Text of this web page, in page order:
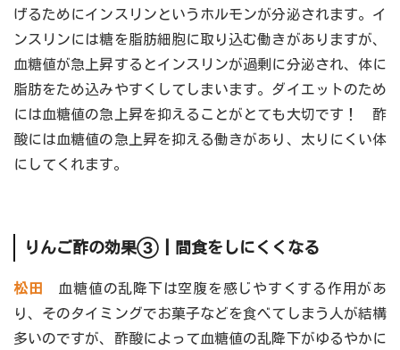
げるためにインスリンというホルモンが分泌されます。イ
ンスリンには糖を脂肪細胞に取り込む働きがありますが、
血糖値が急上昇するとインスリンが過剰に分泌され、体に
脂肪をため込みやすくしてしまいます。ダイエットのため
には血糖値の急上昇を抑えることがとても大切です！ 酢
酸には血糖値の急上昇を抑える働きがあり、太りにくい体
にしてくれます。
りんご酢の効果③┃間食をしにくくなる
松田 血糖値の乱降下は空腹を感じやすくする作用があ
り、そのタイミングでお菓子などを食べてしまう人が結構
多いのですが、酢酸によって血糖値の乱降下がゆるやかに